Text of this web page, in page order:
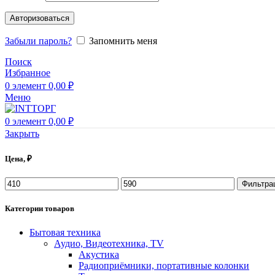
Авторизоваться
Забыли пароль?
Запомнить меня
Поиск
Избранное
0 элемент 0,00 ₽
Меню
0 элемент 0,00 ₽
Закрыть
Цена, ₽
Категории товаров
Бытовая техника
Аудио, Видеотехника, TV
Акустика
Радиоприёмники, портативные колонки